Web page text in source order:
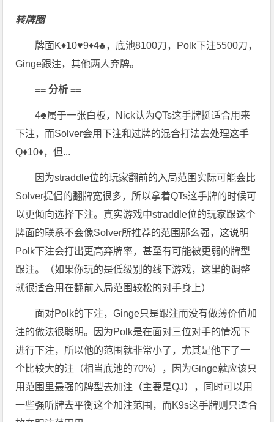
转牌圈
牌面K♦10♥9♦4♣，底池8100刀，Polk下注5500刀，
Ginge跟注，其他两人弃牌。
== 分析 ==
4♣属于一张白板，Nick认为QTs这手牌挺适合用来
下注，而Solver会用下注和过牌的混合打法去处理这手
Q♦10♦，但...
因为straddle位的玩家翻前的入局范围实际可能会比
Solver提倡的翻牌宽很多，所以拿着QTs这手牌的时候可
以更倾向选择下注。真实游戏中straddle位的玩家跟这个
牌面的联系不会像Solver所推荐的范围那么强，这说明
Polk下注会打出更高弃牌率，甚至有可能被更弱的牌型
跟注。（如果你玩的是低级别的线下游戏，这里的调整
就很适合用在翻前入局范围较松的对手身上）
面对Polk的下注，Ginge只是跟注而没有做薄价值加
注的做法很聪明。因为Polk是在面对三位对手的情况下
进行下注，所以他的范围就非常小了，尤其是他下了一
个比较大的注（相当底池的70%），因为Ginge就应该只
用范围里最强的牌型去加注（主要是QJ），同时可以用
一些强听牌去平衡这个加注范围，而K9s这手牌则只适合